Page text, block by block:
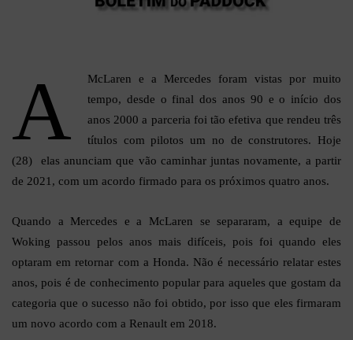
A
McLaren e a Mercedes foram vistas por muito
tempo, desde o final dos anos 90 e o início dos
anos 2000 a parceria foi tão efetiva que rendeu três
títulos com pilotos um no de construtores. Hoje
(28) elas anunciam que vão caminhar juntas novamente, a partir
de 2021, com um acordo firmado para os próximos quatro anos.
Quando a Mercedes e a McLaren se separaram, a equipe de
Woking passou pelos anos mais difíceis, pois foi quando eles
optaram em retornar com a Honda. Não é necessário relatar estes
anos, pois é de conhecimento popular para aqueles que gostam da
categoria que o sucesso não foi obtido, por isso que eles firmaram
um novo acordo com a Renault em 2018.